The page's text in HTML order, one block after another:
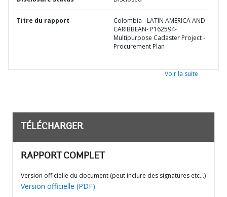
Titre du rapport
Colombia - LATIN AMERICA AND
CARIBBEAN- P162594-
Multipurpose Cadaster Project -
Procurement Plan
Voir la suite
TÉLÉCHARGER
RAPPORT COMPLET
Version officielle du document (peut inclure des signatures etc…)
Version officielle (PDF)